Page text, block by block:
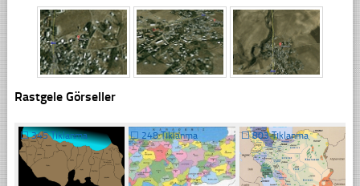
Rastgele Görseller
☐345 Tıklanma ☐ 248 Tıklanma ☐803 Tıklanma